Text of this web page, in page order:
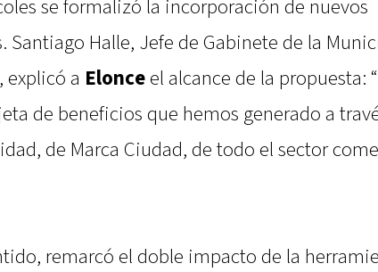
se formalizó la incorporación de nuevos
Santiago Halle, Jefe de Gabinete de la
explicó a Elonceel alcance de la propuesta:
de beneficios que hemos generado a
de Marca Ciudad, de todo el sector
remarcó el doble impacto de la